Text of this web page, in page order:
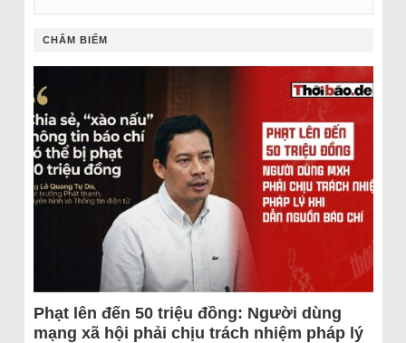
CHÂM BIẾM
Phạt lên đến 50 triệu đồng: Người dùng
mạng xã hội phải chịu trách nhiệm pháp lý